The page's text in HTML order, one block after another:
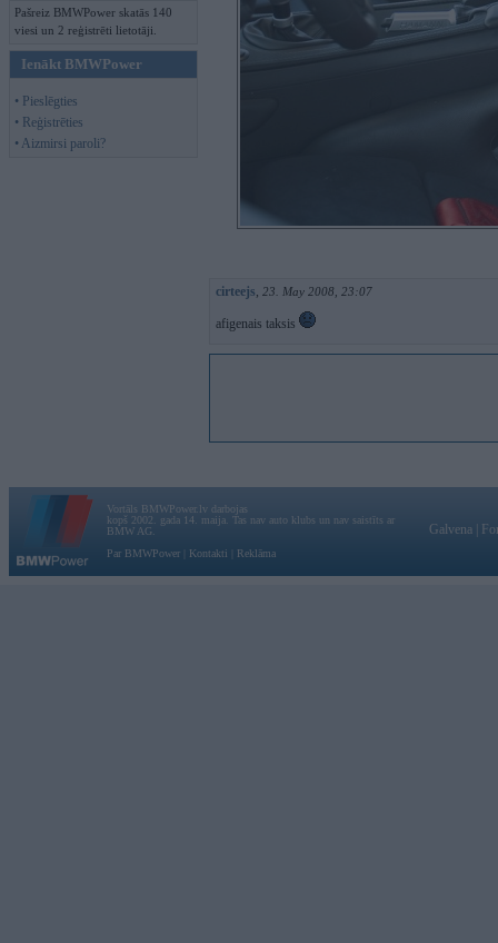
Pašreiz BMWPower skatās 140
viesi un 2 reģistrēti lietotāji.
Ienākt BMWPower
• Pieslēgties
• Reģistrēties
• Aizmirsi paroli?
cirteejs, 23. May 2008, 23:07
afigenais taksis
Vortāls BMWPower.lv darbojas
kopš 2002. gada 14. maija. Tas nav auto klubs un nav saistīts ar
BMW AG.
Par BMWPower
Kontakti Reklāma
Galvena